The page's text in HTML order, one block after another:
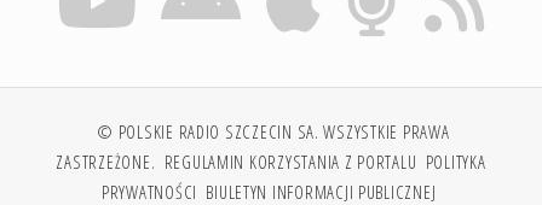
© POLSKIE RADIO SZCZECIN SA. WSZYSTKIE PRAWA
ZASTRZEŻONE. REGULAMIN KORZYSTANIA Z PORTALU POLITYKA
PRYWATNOŚCI BIULETYN INFORMACJI PUBLICZNEJ